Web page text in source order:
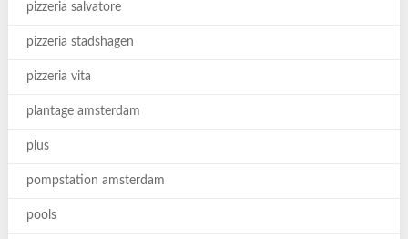
pizzeria salvatore
pizzeria stadshagen
pizzeria vita
plantage amsterdam
plus
pompstation amsterdam
pools